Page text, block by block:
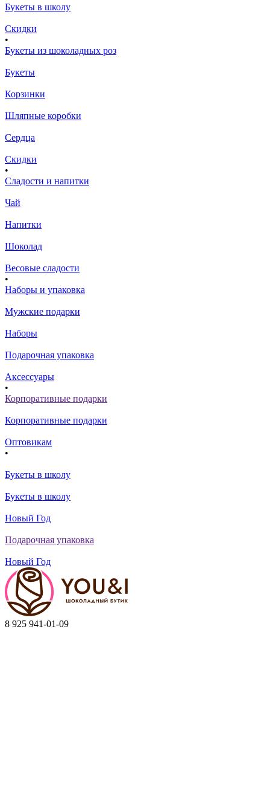
Букеты в школу
Скидки
•
Букеты из шоколадных роз
Букеты
Корзинки
Шляпные коробки
Сердца
Скидки
•
Сладости и напитки
Чай
Напитки
Шоколад
Весовые сладости
•
Наборы и упаковка
Мужские подарки
Наборы
Подарочная упаковка
Аксессуары
•
Корпоративные подарки
Корпоративные подарки
Оптовикам
•
Букеты в школу
Букеты в школу
Новый Год
Подарочная упаковка
Новый Год
8 925 941-01-09